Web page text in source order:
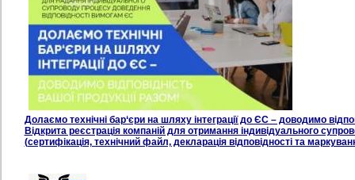
Долаємо технічні бар‘єри на шляху інтеграції до ЄС – доводимо
Відкрита реєстрація компаній для отримання індивідуального
(сертифікація, технічний файл, декларація відповідності та